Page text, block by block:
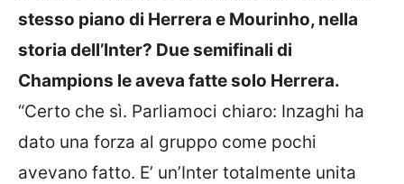
stesso piano di Herrera e Mourinho, nella
storia dell’Inter? Due semifinali di
Champions le aveva fatte solo Herrera.
“Certo che sì. Parliamoci chiaro: Inzaghi ha
dato una forza al gruppo come pochi
avevano fatto. E’ un’Inter totalmente unita